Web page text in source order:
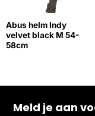
Abus helm Indy
velvet black M 54-
58cm
Meld je aan